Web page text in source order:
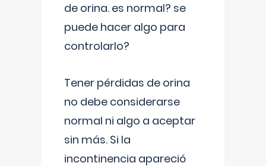
de orina. es normal? se
puede hacer algo para
controlarlo?
Tener pérdidas de orina
no debe considerarse
normal ni algo a aceptar
sin más. Si la
incontinencia apareció